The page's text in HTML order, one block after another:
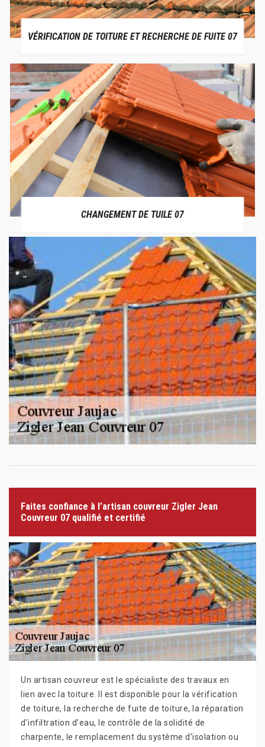
VÉRIFICATION DE TOITURE ET RECHERCHE DE FUITE 07
CHANGEMENT DE TUILE 07
Faites confiance à l’artisan couvreur Zigler Jean
Couvreur 07 qualifié et certifié
Un artisan couvreur est le spécialiste des travaux en
lien avec la toiture. Il est disponible pour la vérification
de toiture, la recherche de fuite de toiture, la réparation
d’infiltration d’eau, le contrôle de la solidité de
charpente, le remplacement du système d’isolation ou